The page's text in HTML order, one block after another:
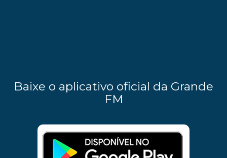
Baixe o aplicativo oficial da Grande
FM